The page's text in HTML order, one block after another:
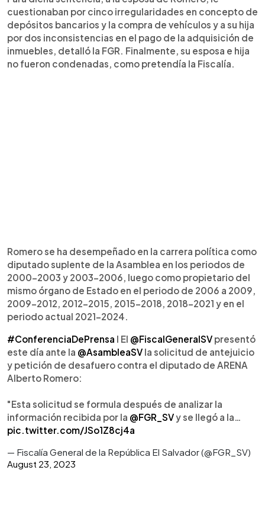
cuestionaban por cinco irregularidades en concepto de
depósitos bancarios y la compra de vehículos y a su hija
por dos inconsistencias en el pago de la adquisición de
inmuebles, detalló la FGR. Finalmente, su esposa e hija
no fueron condenadas, como pretendía la Fiscalía.
Romero se ha desempeñado en la carrera política como
diputado suplente de la Asamblea en los periodos de
2000-2003 y 2003-2006, luego como propietario del
mismo órgano de Estado en el periodo de 2006 a 2009,
2009-2012, 2012-2015, 2015-2018, 2018-2021 y en el
periodo actual 2021-2024.
#ConferenciaDePrensa I El @FiscalGeneralSV presentó
este día ante la @AsambleaSV la solicitud de antejuicio
y petición de desafuero contra el diputado de ARENA
Alberto Romero:
"Esta solicitud se formula después de analizar la
información recibida por la @FGR_SVy se llegó a la…
pic.twitter.com/JSo1Z8cj4a
— Fiscalía General de la República El Salvador (@FGR_SV)
August 23, 2023